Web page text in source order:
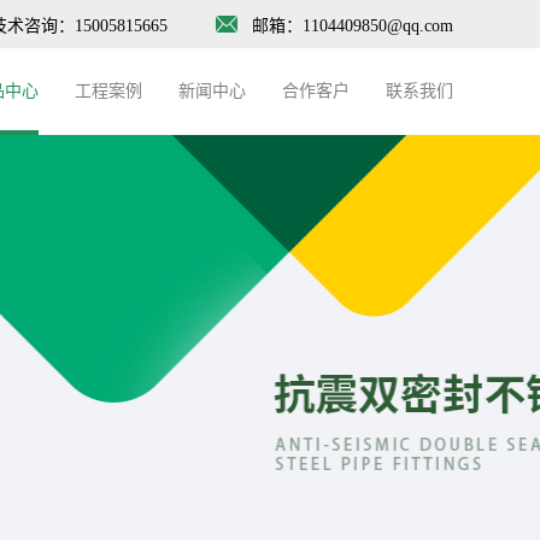
术咨询：15005815665 邮箱：1104409850@qq.com
中心 工程案例 新闻中心 合作客户 联系我们